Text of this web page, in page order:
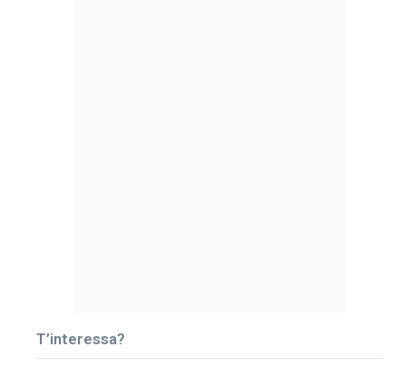
T’interessa?